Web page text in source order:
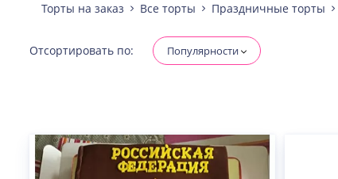
Торты на заказ Все торты Праздничные торты
Отсортировать по: Популярности